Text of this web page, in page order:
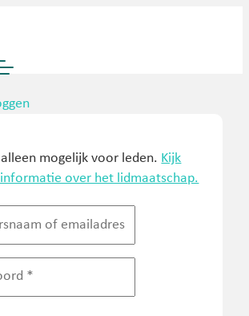
mogelijk voor leden. Kijk
over het lidmaatschap.